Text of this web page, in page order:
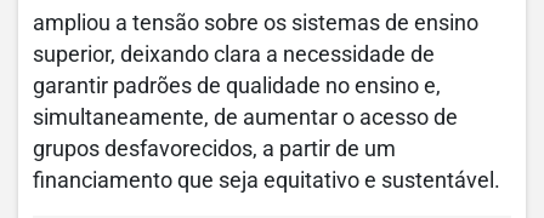
ampliou a tensão sobre os sistemas de ensino
superior, deixando clara a necessidade de
garantir padrões de qualidade no ensino e,
simultaneamente, de aumentar o acesso de
grupos desfavorecidos, a partir de um
financiamento que seja equitativo e sustentável.